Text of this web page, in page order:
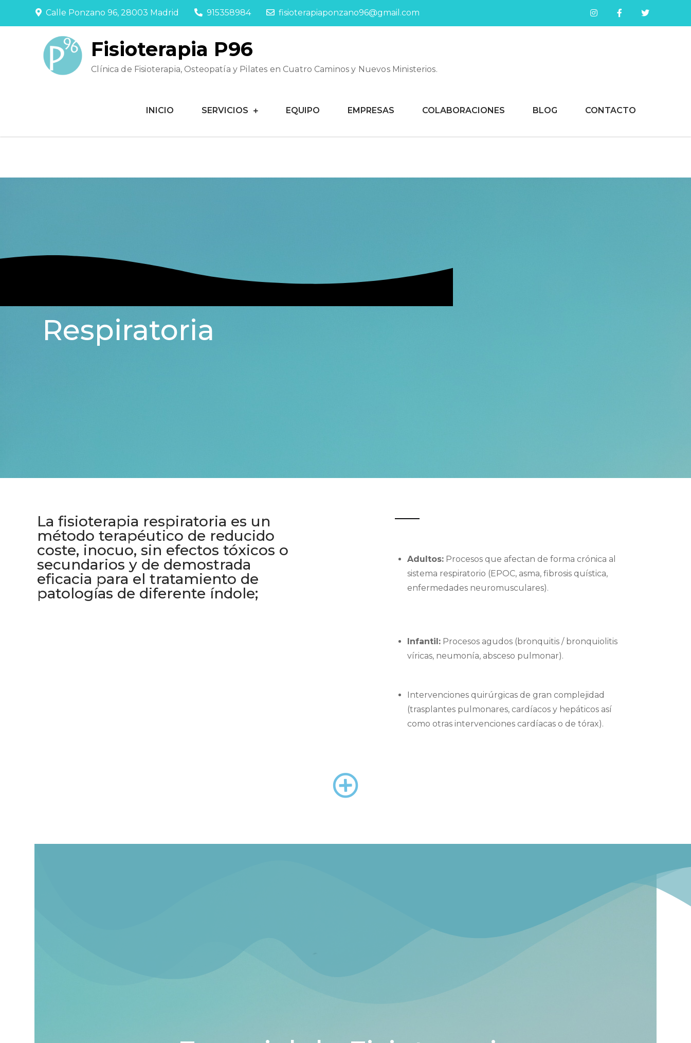
Calle Ponzano 96, 28003 Madrid 915358984 fisioterapiaponzano96@gmail.com
Fisioterapia P96
Clínica de Fisioterapia, Osteopatía y Pilates en Cuatro Caminos y Nuevos Ministerios.
INICIO SERVICIOS EQUIPO EMPRESAS COLABORACIONES BLOG CONTACTO
Respiratoria
La fisioterapia respiratoria es un
método terapéutico de reducido
coste, inocuo, sin efectos tóxicos o
secundarios y de demostrada
eficacia para el tratamiento de
patologías de diferente índole;
Adultos: Procesos que afectan de forma crónica al
sistema respiratorio (EPOC, asma, fibrosis quística,
enfermedades neuromusculares).
Infantil: Procesos agudos (bronquitis / bronquiolitis
víricas, neumonía, absceso pulmonar).
Intervenciones quirúrgicas de gran complejidad
(trasplantes pulmonares, cardíacos y hepáticos así
como otras intervenciones cardíacas o de tórax).